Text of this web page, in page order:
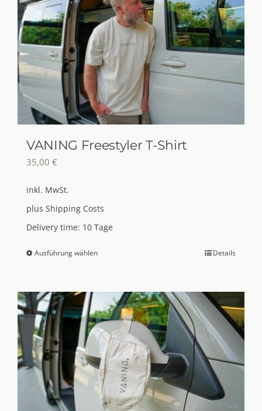
auf.
Die
Optionen
können
auf
der
Produktseite
werden
VANING Freestyler T-Shirt
35,00 €
inkl. MwSt.
plus Shipping Costs
Delivery time: 10 Tage
Ausführung wählenDieses
mehrere
Varianten
auf.
Die
Optionen
können
auf
Details